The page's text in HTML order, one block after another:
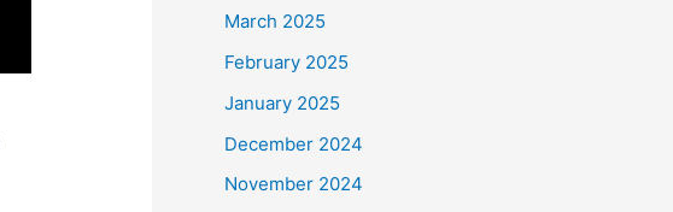
March 2025
February 2025
January 2025
December 2024
November 2024